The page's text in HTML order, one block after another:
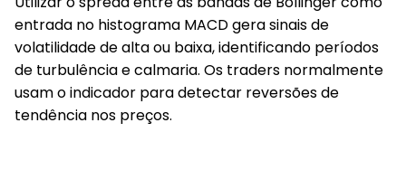
entrada no histograma MACD gera sinais de
volatilidade de alta ou baixa, identificando períodos
de turbulência e calmaria. Os traders normalmente
usam o indicador para detectar reversões de
tendência nos preços.